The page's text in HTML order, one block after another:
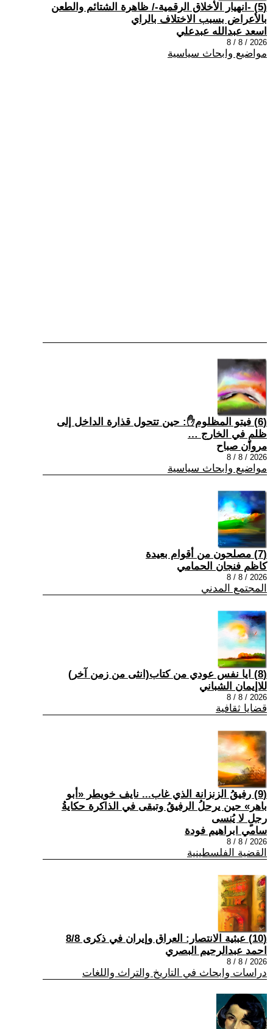
(5) -انهيار الأخلاق الرقمية-/ ظاهرة الشتائم والطعن
بالأعراض بسبب الاختلاف بالراي
اسعد عبدالله عبدعلي
2026 / 8 / 8
مواضيع وابحاث سياسية
(6) فيتو المظلوم✋: حين تتحول قذارة الداخل إلى
ظلمٍ في الخارج …
مروان صباح
2026 / 8 / 8
مواضيع وابحاث سياسية
(7) مصلحون من أقوام بعيدة
كاظم فنجان الحمامي
2026 / 8 / 8
المجتمع المدني
(8) ايا نفس عودي من كتاب(انثى من زمن آخر)
للاإيمان الشباني
2026 / 8 / 8
قضايا ثقافية
(9) رفيقُ الزنزانة الذي غاب... نايف خويطر «أبو
باهر» حين يرحلُ الرفيقُ وتبقى في الذاكرة حكايةُ
رجلٍ لا يُنسى
سامي ابراهيم فودة
2026 / 8 / 8
القضية الفلسطينية
(10) عبثية الانتصار: العراق وإيران في ذكرى 8/8
احمد عبدالرحيم البصري
2026 / 8 / 8
دراسات وابحاث في التاريخ والتراث واللغات